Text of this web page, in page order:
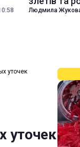
Людмила
уточек
уточек